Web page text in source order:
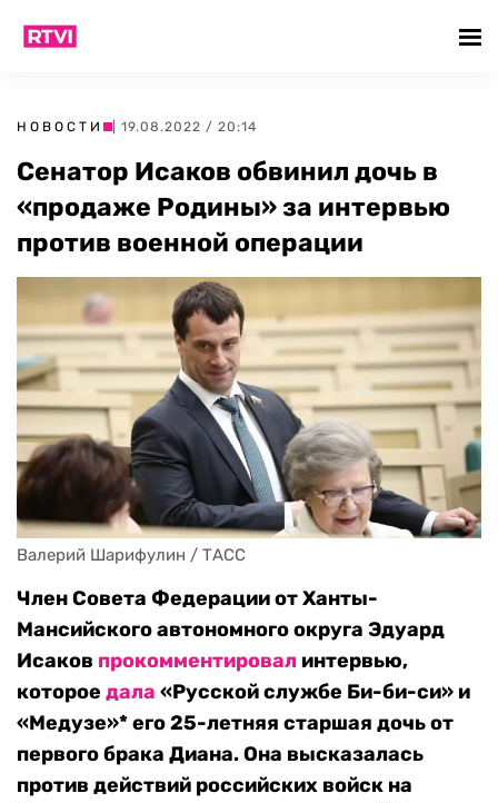
НОВОСТИ | 19.08.2022 / 20:14
Сенатор Исаков обвинил дочь в
«продаже Родины» за интервью
против военной операции
Валерий Шарифулин / ТАСС
Член Совета Федерации от Ханты-
Мансийского автономного округа Эдуард
Исаков прокомментировал интервью,
которое дала «Русской службе Би-би-си» и
«Медузе»* его 25-летняя старшая дочь от
первого брака Диана. Она высказалась
против действий российских войск на